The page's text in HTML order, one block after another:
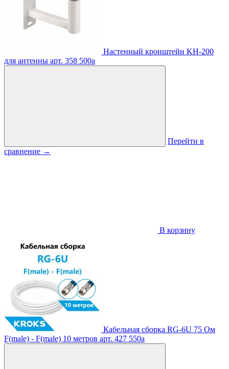
Настенный кронштейн KH-200
для антенны арт. 358 500a
Перейти в
сравнение →
В корзину
Кабельная сборка RG-6U 75 Ом
F(male) - F(male) 10 метров арт. 427 550a